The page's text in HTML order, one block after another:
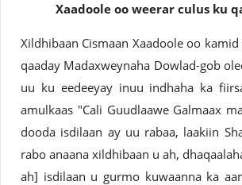
Xaadoole oo weerar culus ku
Xildhibaan Cismaan Xaadoole oo
qaaday Madaxweynaha Dowlad-gob
uu ku eedeeyay inuu indhaha ka
amulkaas "Cali Guudlaawe Galmaax
dooda isdilaan ay uu rabaa, laakiin
rabo anaana xildhibaan u ah,
ah] isdilaan u gurmo kuwaanna ka